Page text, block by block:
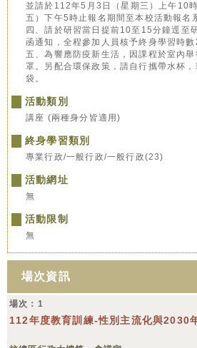
並請於112年5月3日（星期三）上午10
五）下午5時止報名期間至本校活動報名
四、請於研習當日提前10至15分鐘逕至
函通知，全程參加人員核予終身學習時數
五、為響應防疫新生活，因課程於室內
罩。另配合環保政策，請自行攜帶水杯
袋。
活動類別
講座 (兩種身分皆適用)
終身學習類別
專業行政/一般行政/一般行政(23)
活動網址
無
活動限制
無
場次資訊
場次：1
112年度教育訓練-性別主流化與2030